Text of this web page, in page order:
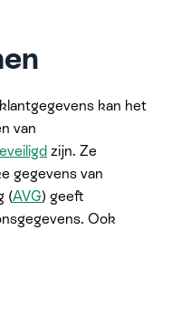
kan het
van
zijn. Ze
gegevens van
(AVG) geeft
Ook